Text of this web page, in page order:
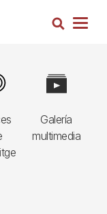
Busca
Galería
multimedia
Image